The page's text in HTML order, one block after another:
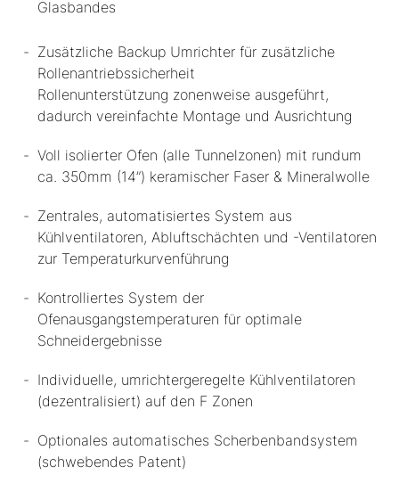
Glasbandes
Zusätzliche Backup Umrichter für zusätzliche
Rollenantriebssicherheit
Rollenunterstützung zonenweise ausgeführt,
dadurch vereinfachte Montage und Ausrichtung
Voll isolierter Ofen (alle Tunnelzonen) mit rundum
ca. 350mm (14”) keramischer Faser & Mineralwolle
Zentrales, automatisiertes System aus
Kühlventilatoren, Abluftschächten und -Ventilatoren
zur Temperaturkurvenführung
Kontrolliertes System der
Ofenausgangstemperaturen für optimale
Schneidergebnisse
Individuelle, umrichtergeregelte Kühlventilatoren
(dezentralisiert) auf den F Zonen
Optionales automatisches Scherbenbandsystem
(schwebendes Patent)